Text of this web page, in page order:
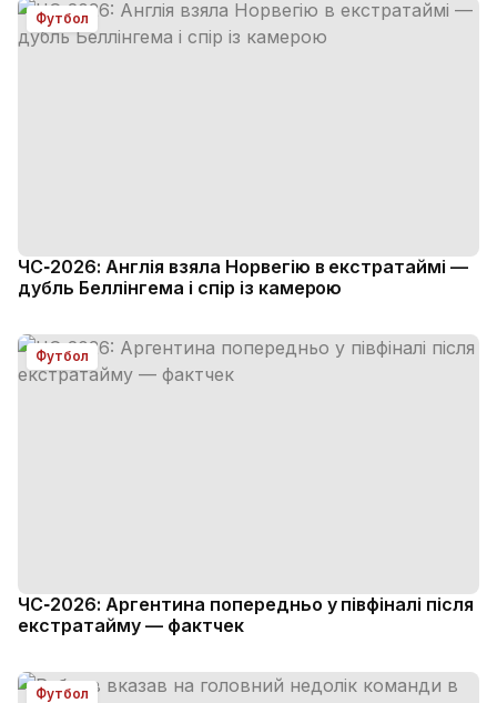
Футбол
ЧС‑2026: Англія взяла Норвегію в екстратаймі —
дубль Беллінгема і спір із камерою
Футбол
ЧС‑2026: Аргентина попередньо у півфіналі після
екстратайму — фактчек
Футбол